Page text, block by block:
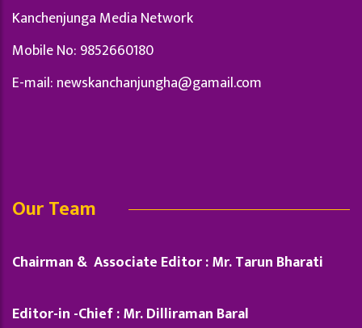
Kanchenjunga Media Network
Mobile No: 9852660180
E-mail: newskanchanjungha@gamail.com
Our Team
Chairman & Associate Editor : Mr. Tarun Bharati
Editor-in -Chief : Mr. Dilliraman Baral